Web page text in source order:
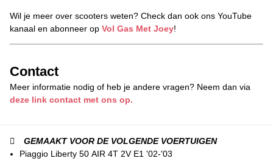
Wil je meer over scooters weten? Check dan ook ons YouTube
kanaal en abonneer op Vol Gas Met Joey!
Contact
Meer informatie nodig of heb je andere vragen? Neem dan via
deze link contact met ons op.
GEMAAKT VOOR DE VOLGENDE VOERTUIGEN
Piaggio Liberty 50 AIR 4T 2V E1 '02-'03